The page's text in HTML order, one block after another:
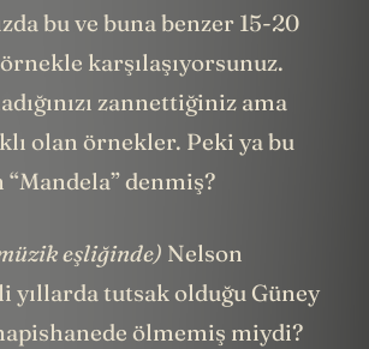
bu ve buna benzer 15-20
karşılaşıyorsunuz.
zannettiğiniz ama
olan örnekler. Peki ya bu
denmiş?
eşliğinde) Nelson
yıllarda tutsak olduğu Güney
ölmemiş miydi?